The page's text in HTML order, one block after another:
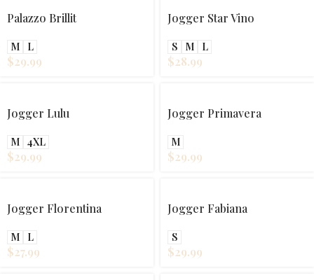
Palazzo Brillit
M L
$29.99
Jogger Star Vino
S M L
$28.99
Jogger Lulu
M 4XL
$29.99
Jogger Primavera
M
$29.99
Jogger Florentina
M L
$27.99
Jogger Fabiana
S
$29.99